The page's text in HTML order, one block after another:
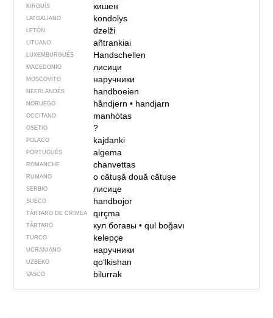
KIRGUÍS кишен
LATGALIANO kondolys
LETÓN dzelži
LITUANO añtrankiai
LUXEMBURGUÉS Handschellen
MACEDONIO лисици
MOSCOVITO наручники
NEERLANDÉS handboeien
NORUEGO håndjern• handjarn
OCCITANO manhòtas
OSETIO ?
POLACO kajdanki
PORTUGUÉS algema
ROMANCHE chanvettas
RUMANO o cătușădouă cătușe
SERBIO лисице
SUECO handbojor
TÁRTARO DE CRIMEA qırçma
TÁRTARO кул богавы• qul boğavı
TURCO kelepçe
UCRANIANO наручники
UZBEKO qo‘lkishan
VASCO bilurrak